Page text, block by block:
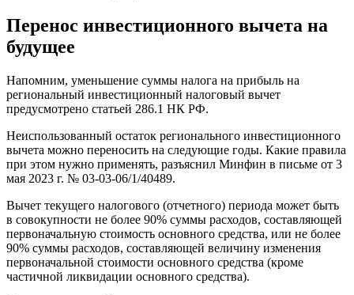
Перенос инвестиционного вычета на
будущее
Напомним, уменьшение суммы налога на прибыль на
региональный инвестиционный налоговый вычет
предусмотрено статьей 286.1 НК РФ.
Неиспользованный остаток регионального инвестиционного
вычета можно переносить на следующие годы. Какие правила
при этом нужно применять, разъяснил Минфин в письме от 3
мая 2023 г. № 03-03-06/1/40489.
Вычет текущего налогового (отчетного) периода может быть
в совокупности не более 90% суммы расходов, составляющей
первоначальную стоимость основного средства, или не более
90% суммы расходов, составляющей величину изменения
первоначальной стоимости основного средства (кроме
частичной ликвидации основного средства).